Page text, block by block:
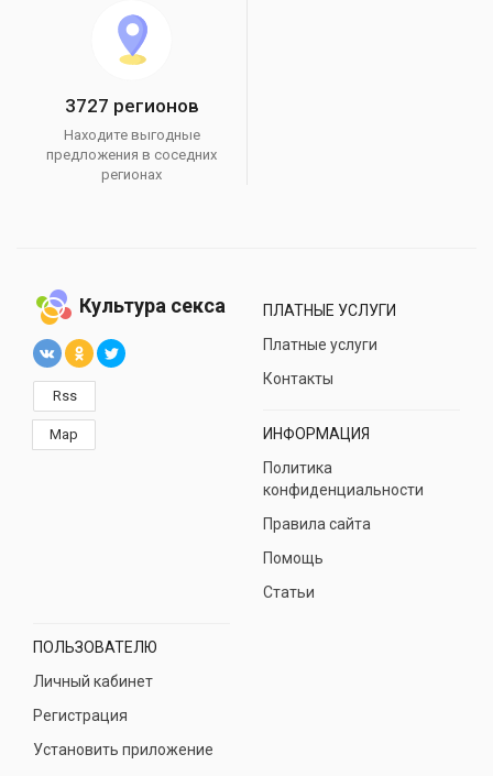
3727 регионов
Находите выгодные
предложения в соседних
регионах
Культура секса
Rss
Map
ПЛАТНЫЕ УСЛУГИ
Платные услуги
Контакты
ИНФОРМАЦИЯ
Политика
конфиденциальности
Правила сайта
Помощь
Статьи
ПОЛЬЗОВАТЕЛЮ
Личный кабинет
Регистрация
Установить приложение